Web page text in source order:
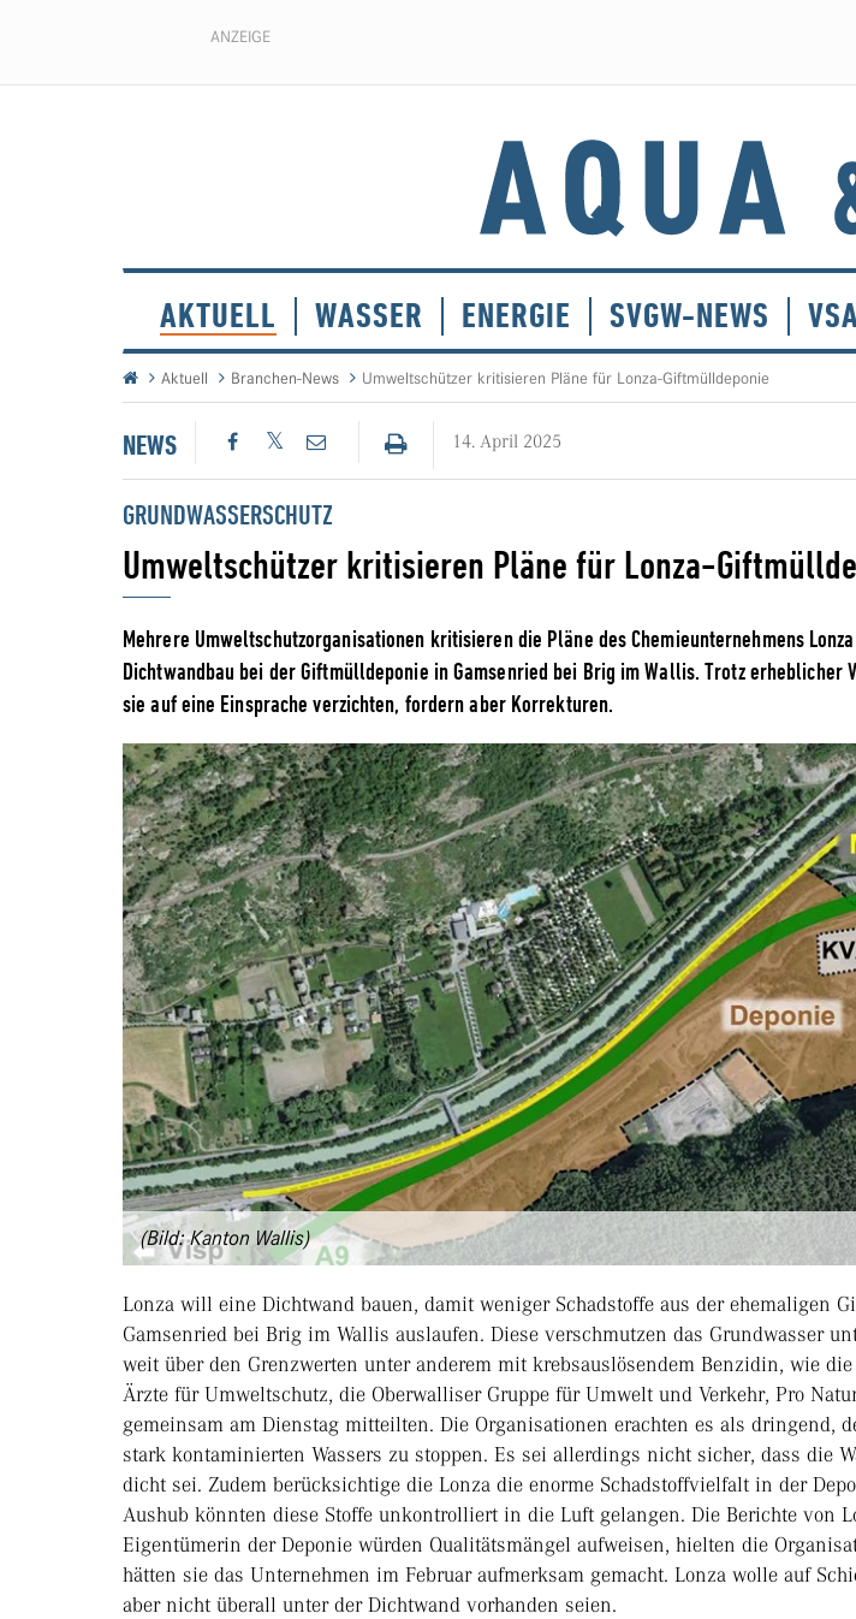
ANZEIGE
AKTUELL WASSER ENERGIE SVGW-NEWS
Aktuell Branchen-News Umweltschützer kritisieren Pläne für Lonza-Giftmülldeponie
NEWS 14. April 2025
GRUNDWASSERSCHUTZ
Umweltschützer kritisieren Pläne für Lonza-
Mehrere Umweltschutzorganisationen kritisieren die Pläne des Chemieunternehmens
Dichtwandbau bei der Giftmülldeponie in Gamsenried bei Brig im Wallis. Trotz erheblicher
sie auf eine Einsprache verzichten, fordern aber Korrekturen.
(Bild: Kanton Wallis)
Lonza will eine Dichtwand bauen, damit weniger Schadstoffe aus der ehemaligen
Gamsenried bei Brig im Wallis auslaufen. Diese verschmutzen das Grundwasser
weit über den Grenzwerten unter anderem mit krebsauslösendem Benzidin, wie
Ärzte für Umweltschutz, die Oberwalliser Gruppe für Umwelt und Verkehr, Pro
gemeinsam am Dienstag mitteilten. Die Organisationen erachten es als dringend,
stark kontaminierten Wassers zu stoppen. Es sei allerdings nicht sicher, dass die
dicht sei. Zudem berücksichtige die Lonza die enorme Schadstoffvielfalt in der
Aushub könnten diese Stoffe unkontrolliert in die Luft gelangen. Die Berichte von
Eigentümerin der Deponie würden Qualitätsmängel aufweisen, hielten die
hätten sie das Unternehmen im Februar aufmerksam gemacht. Lonza wolle auf
aber nicht überall unter der Dichtwand vorhanden seien.